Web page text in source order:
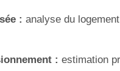
: analyse du
: estimation